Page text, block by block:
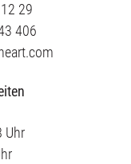
29
406
Uhr